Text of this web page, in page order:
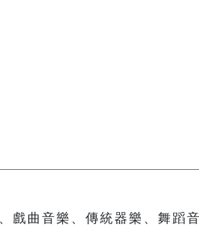
戲曲音樂、傳統器樂、舞蹈